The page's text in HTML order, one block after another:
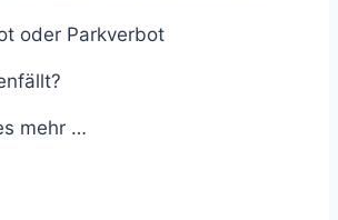
oder Parkverbot
mehr …